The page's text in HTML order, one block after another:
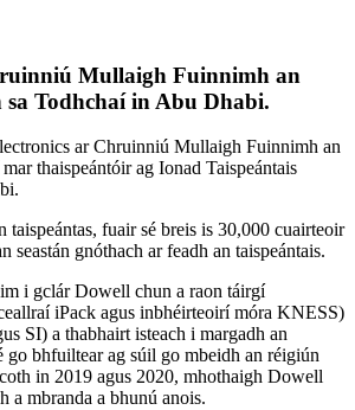
Mullaigh Fuinnimh an
sa Todhchaí in Abu Dhabi.
ar Chruinniú Mullaigh Fuinnimh an
thaispeántóir ag Ionad Taispeántais
taispeántas, fuair sé breis is 30,000 cuairteoir
seastán gnóthach ar feadh an taispeántais.
i gclár Dowell chun a raon táirgí
iPack agus inbhéirteoirí móra KNESS)
SI) a thabhairt isteach i margadh an
go bhfuiltear ag súil go mbeidh an réigiún
in 2019 agus 2020, mhothaigh Dowell
a mbranda a bhunú anois.